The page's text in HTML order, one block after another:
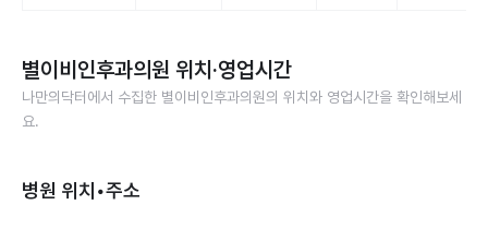
별이비인후과의원 위치·영업시간
나만의닥터에서 수집한 별이비인후과의원의 위치와 영업시간을 확인해보세
요.
병원 위치•주소